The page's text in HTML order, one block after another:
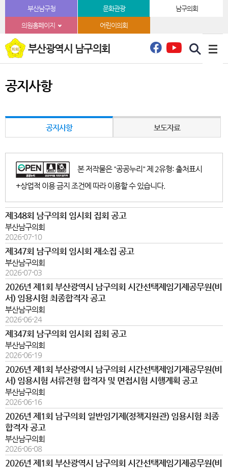
본문바로가기부산남구청 문화관광 남구의회
의원홈페이지 어린이의회
부산광역시 남구의회
공지사항
공지사항 보도자료
본 저작물은 "공공누리" 제 2유형: 출처표시
+상업적 이용 금지 조건에 따라 이용할 수 있습니다.
제348회 남구의회 임시회 집회 공고
부산남구의회
2026-07-10
제347회 남구의회 임시회 재소집 공고
부산남구의회
2026-07-03
2026년 제1회 부산광역시 남구의회 시간선택제임기제공무원(비
서) 임용시험 최종합격자 공고
부산남구의회
2026-06-24
제347회 남구의회 임시회 집회 공고
부산남구의회
2026-06-19
2026년 제1회 부산광역시 남구의회 시간선택제임기제공무원(비
서) 임용시험 서류전형 합격자 및 면접시험 시행계획 공고
부산남구의회
2026-06-16
2026년 제1회 남구의회 일반임기제(정책지원관) 임용시험 최종
합격자 공고
부산남구의회
2026-06-08
2026년 제1회 부산광역시 남구의회 시간선택제임기제공무원(비